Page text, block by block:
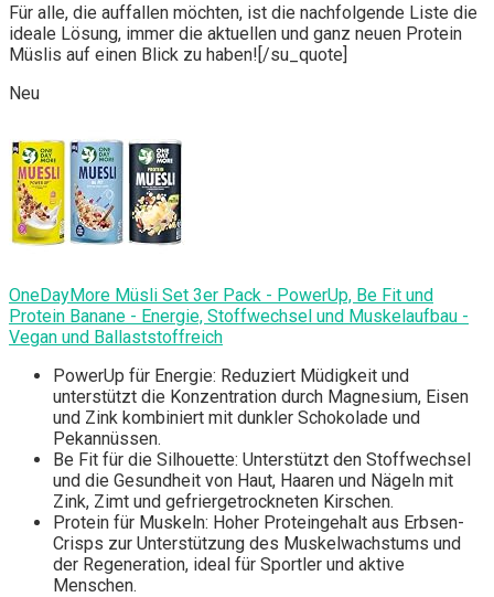
Für alle, die auffallen möchten, ist die nachfolgende Liste die
ideale Lösung, immer die aktuellen und ganz neuen Protein
Müslis auf einen Blick zu haben![/su_quote]
Neu
OneDayMore Müsli Set 3er Pack - PowerUp, Be Fit und
Protein Banane - Energie, Stoffwechsel und Muskelaufbau -
Vegan und Ballaststoffreich
PowerUp für Energie: Reduziert Müdigkeit und
unterstützt die Konzentration durch Magnesium, Eisen
und Zink kombiniert mit dunkler Schokolade und
Pekannüssen.
Be Fit für die Silhouette: Unterstützt den Stoffwechsel
und die Gesundheit von Haut, Haaren und Nägeln mit
Zink, Zimt und gefriergetrockneten Kirschen.
Protein für Muskeln: Hoher Proteingehalt aus Erbsen-
Crisps zur Unterstützung des Muskelwachstums und
der Regeneration, ideal für Sportler und aktive
Menschen.